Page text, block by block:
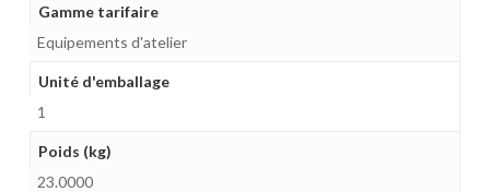
Gamme tarifaire
Equipements d'atelier
Unité d'emballage
1
Poids (kg)
23.0000